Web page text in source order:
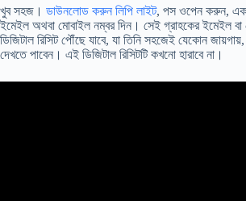
খুব সহজ। ডাউনলোড করুন লিপি লাইট, পস ওপেন করুন,
ইমেইল অথবা মোবাইল নম্বর দিন। সেই গ্রাহকের ইমেইল
ডিজিটাল রিসিট পৌঁছে যাবে, যা তিনি সহজেই যেকোন
দেখতে পাবেন। এই ডিজিটাল রিসিটটি কখনো হারাবে না।